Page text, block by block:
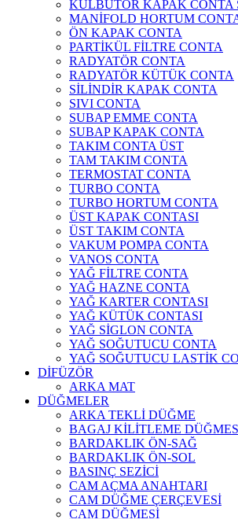
KÜLBÜTÖR KAPAK CONTA
MANİFOLD HORTUM
ÖN KAPAK CONTA
PARTİKÜL FİLTRE CONTA
RADYATÖR CONTA
RADYATÖR KÜTÜK CONTA
SİLİNDİR KAPAK CONTA
SIVI CONTA
SUBAP EMME CONTA
SUBAP KAPAK CONTA
TAKIM CONTA ÜST
TAM TAKIM CONTA
TERMOSTAT CONTA
TURBO CONTA
TURBO HORTUM CONTA
ÜST KAPAK CONTASI
ÜST TAKIM CONTA
VAKUM POMPA CONTA
VANOS CONTA
YAĞ FİLTRE CONTA
YAĞ HAZNE CONTA
YAĞ KARTER CONTASI
YAĞ KÜTÜK CONTASI
YAĞ SİGLON CONTA
YAĞ SOĞUTUCU CONTA
YAĞ SOĞUTUCU LASTİK
DİFÜZÖR
ARKA MAT
DÜĞMELER
ARKA TEKLİ DÜĞME
BAGAJ KİLİTLEME
BARDAKLIK ÖN-SAĞ
BARDAKLIK ÖN-SOL
BASINÇ SEZİCİ
CAM AÇMA ANAHTARI
CAM DÜĞME ÇERÇEVESİ
CAM DÜĞMESİ